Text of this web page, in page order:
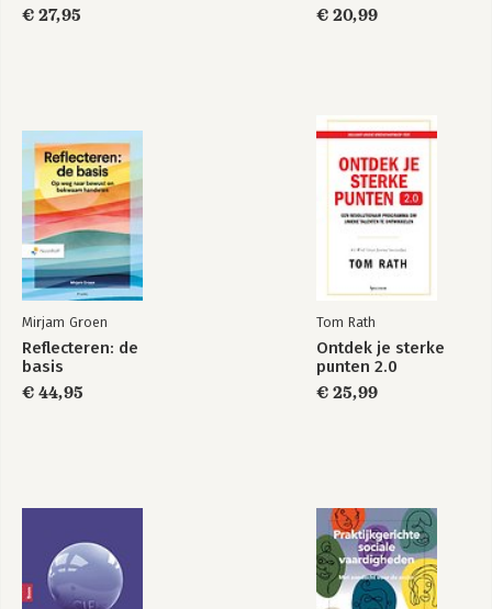
€ 27,95
€ 20,99
Mirjam Groen
Reflecteren: de
basis
€ 44,95
Tom Rath
Ontdek je sterke
punten 2.0
€ 25,99